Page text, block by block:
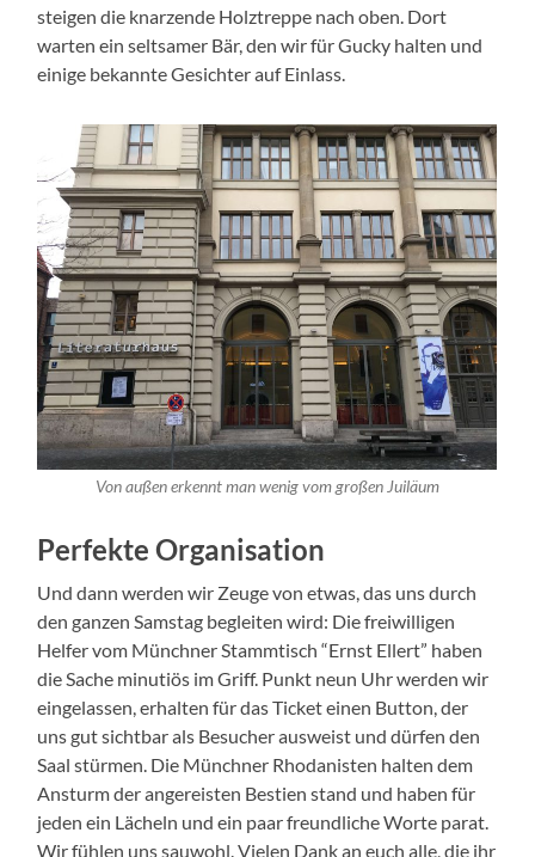
steigen die knarzende Holztreppe nach oben. Dort
warten ein seltsamer Bär, den wir für Gucky halten und
einige bekannte Gesichter auf Einlass.
Von außen erkennt man wenig vom großen Juiläum
Perfekte Organisation
Und dann werden wir Zeuge von etwas, das uns durch
den ganzen Samstag begleiten wird: Die freiwilligen
Helfer vom Münchner Stammtisch “Ernst Ellert” haben
die Sache minutiös im Griff. Punkt neun Uhr werden wir
eingelassen, erhalten für das Ticket einen Button, der
uns gut sichtbar als Besucher ausweist und dürfen den
Saal stürmen. Die Münchner Rhodanisten halten dem
Ansturm der angereisten Bestien stand und haben für
jeden ein Lächeln und ein paar freundliche Worte parat.
Wir fühlen uns sauwohl. Vielen Dank an euch alle, die ihr